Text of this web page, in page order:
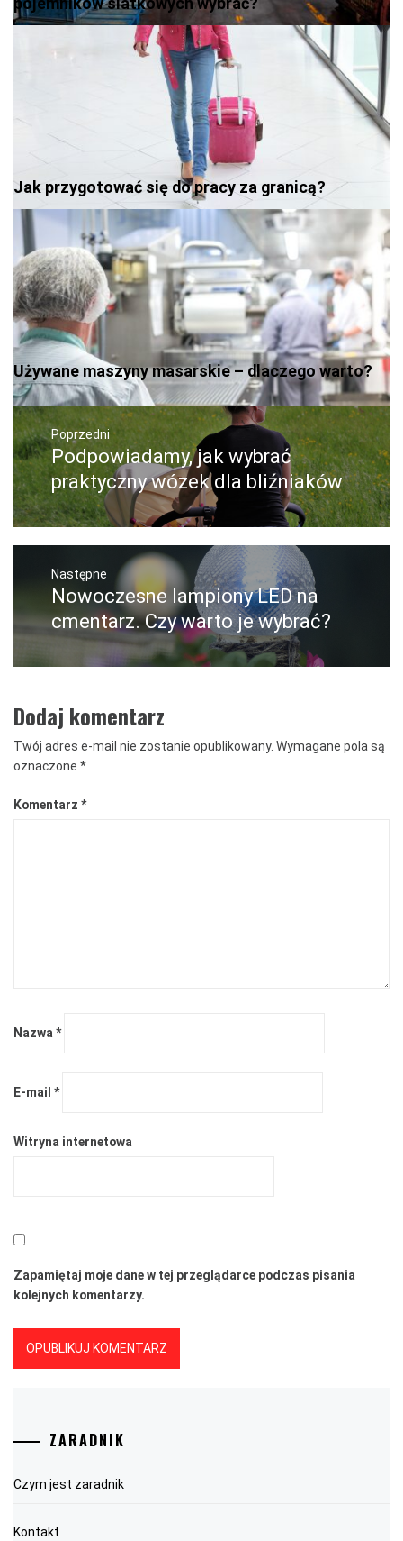
Jak przygotować się do pracy za granicą?
Używane maszyny masarskie – dlaczego warto?
Nawigacja
wpisuPoprzedni
Poprzedni
wpis:
Podpowiadamy, jak wybrać
praktyczny wózek dla bliźniaków
Następne
Następny
Nowoczesne lampiony LED na
cmentarz. Czy warto je wybrać?
Dodaj komentarz
Twój adres e-mail nie zostanie opublikowany. Wymagane pola są
oznaczone *
Komentarz *
Nazwa *
E-mail *
Witryna internetowa
Zapamiętaj moje dane w tej przeglądarce podczas pisania
kolejnych komentarzy.
ZARADNIK
Czym jest zaradnik
Kontakt